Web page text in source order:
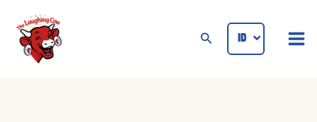
konten
Cari ID
ENG